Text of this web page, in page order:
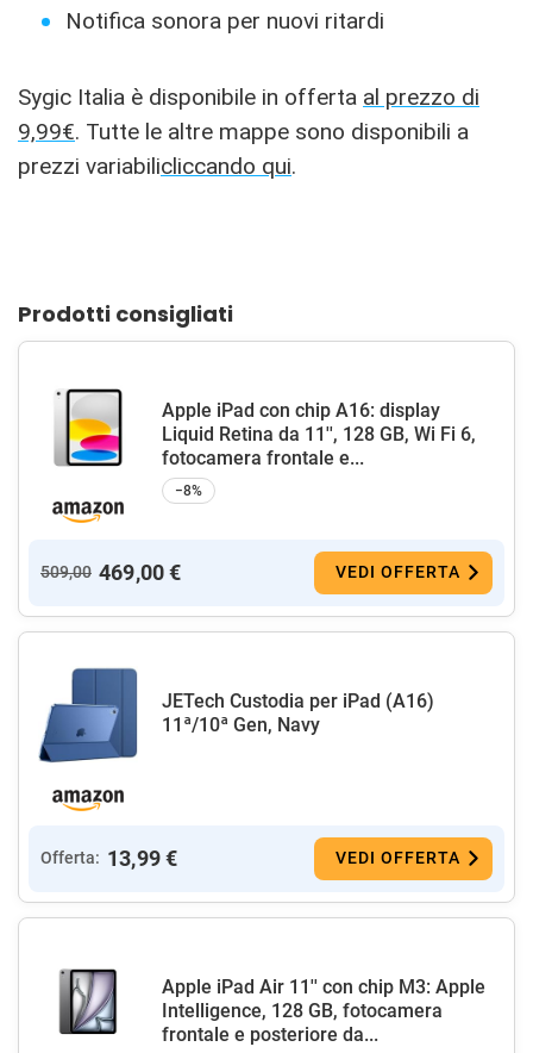
Notifica sonora per nuovi ritardi
Sygic Italia è disponibile in offerta al prezzo di
9,99€. Tutte le altre mappe sono disponibili a
prezzi variabilicliccando qui.
Prodotti consigliati
Apple iPad con chip A16: display
Liquid Retina da 11'', 128 GB, Wi Fi 6,
fotocamera frontale e...
−8%
509,00 469,00 € VEDI OFFERTA
JETech Custodia per iPad (A16)
11ª/10ª Gen, Navy
Offerta: 13,99 € VEDI OFFERTA
Apple iPad Air 11'' con chip M3: Apple
Intelligence, 128 GB, fotocamera
frontale e posteriore da...